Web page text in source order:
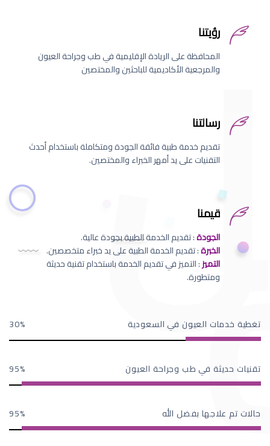
رؤيتنا
المحافظة على الريادة الإقليمية في طب وجراحة العيون
والمرجعية الأكاديمية للباحثين والمختصين
رسالتنا
تقديم خدمة طبية فائقة الجودة ومتكاملة باستخدام أحدث
التقنيات على يد أمهر الخبراء والمختصين.
قيمنا
الجودة: تقديم الخدمة الطبية بجودة عالية.
الخبرة: تقديم الخدمة الطبية على يد خبراء متخصصين.
التميز: التميز في تقديم الخدمة باستخدام تقنية حديثة
ومتطورة.
تغطية خدمات العيون في السعودية 30
تقنيات حديثة في طب وجراحة العيون 95
حالات تم علاجها بفضل الله 95